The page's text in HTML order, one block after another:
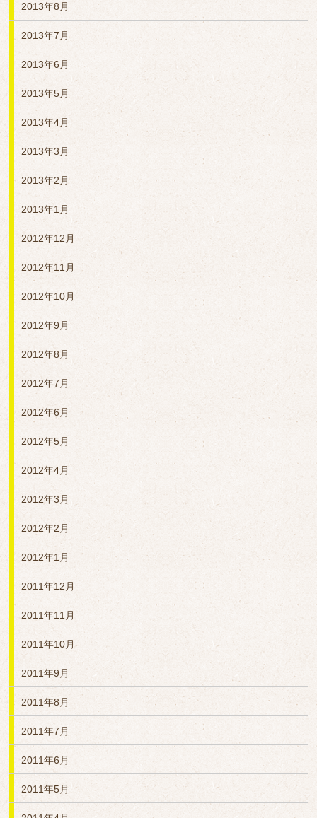
2013年8月
2013年7月
2013年6月
2013年5月
2013年4月
2013年3月
2013年2月
2013年1月
2012年12月
2012年11月
2012年10月
2012年9月
2012年8月
2012年7月
2012年6月
2012年5月
2012年4月
2012年3月
2012年2月
2012年1月
2011年12月
2011年11月
2011年10月
2011年9月
2011年8月
2011年7月
2011年6月
2011年5月